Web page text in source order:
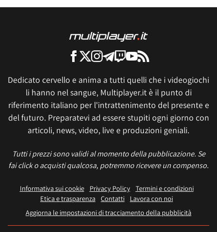
Dedicato cervello e anima a tutti quelli che i videogiochi
li hanno nel sangue, Multiplayer.it è il punto di
riferimento italiano per l'intrattenimento del presente e
del futuro. Preparatevi ad essere stupiti ogni giorno con
articoli, news, video, live e produzioni geniali.
Tutti i prezzi sono validi al momento della pubblicazione. Se
fai click o acquisti qualcosa, potremmo ricevere un compenso.
Informativa sui cookie Privacy Policy
Termini e condizioni
Etica e trasparenza Contatti
Lavora con noi
Aggiorna le impostazioni di tracciamento della pubblicità